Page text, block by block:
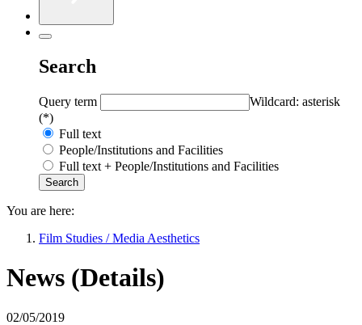
Search
Query term
Wildcard: asterisk
(*)
Full text
People/Institutions and Facilities
Full text + People/Institutions and Facilities
You are here:
Film Studies / Media Aesthetics
News (Details)
02/05/2019